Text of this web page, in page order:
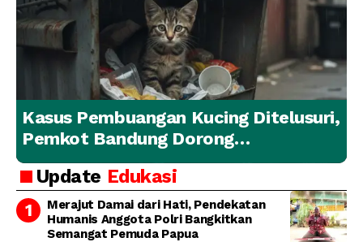
Kasus Pembuangan Kucing Ditelusuri,
Pemkot Bandung Dorong
Penanganan Hewan yang
Bertanggung Jawab
Update Edukasi
Merajut Damai dari Hati, Pendekatan
Humanis Anggota Polri Bangkitkan
Semangat Pemuda Papua